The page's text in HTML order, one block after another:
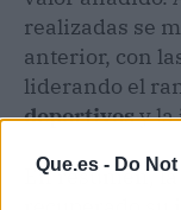
Que.es - Do
realizadas se
anterior, con
liderando el
deportivosy la
En resumen,